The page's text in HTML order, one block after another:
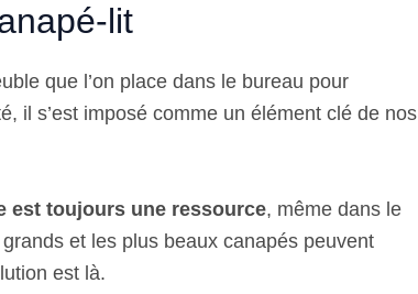
lit
que l’on place dans le bureau pour
il s’est imposé comme un élément clé de nos
est toujours une ressource, même dans le
et les plus beaux canapés peuvent
est là.